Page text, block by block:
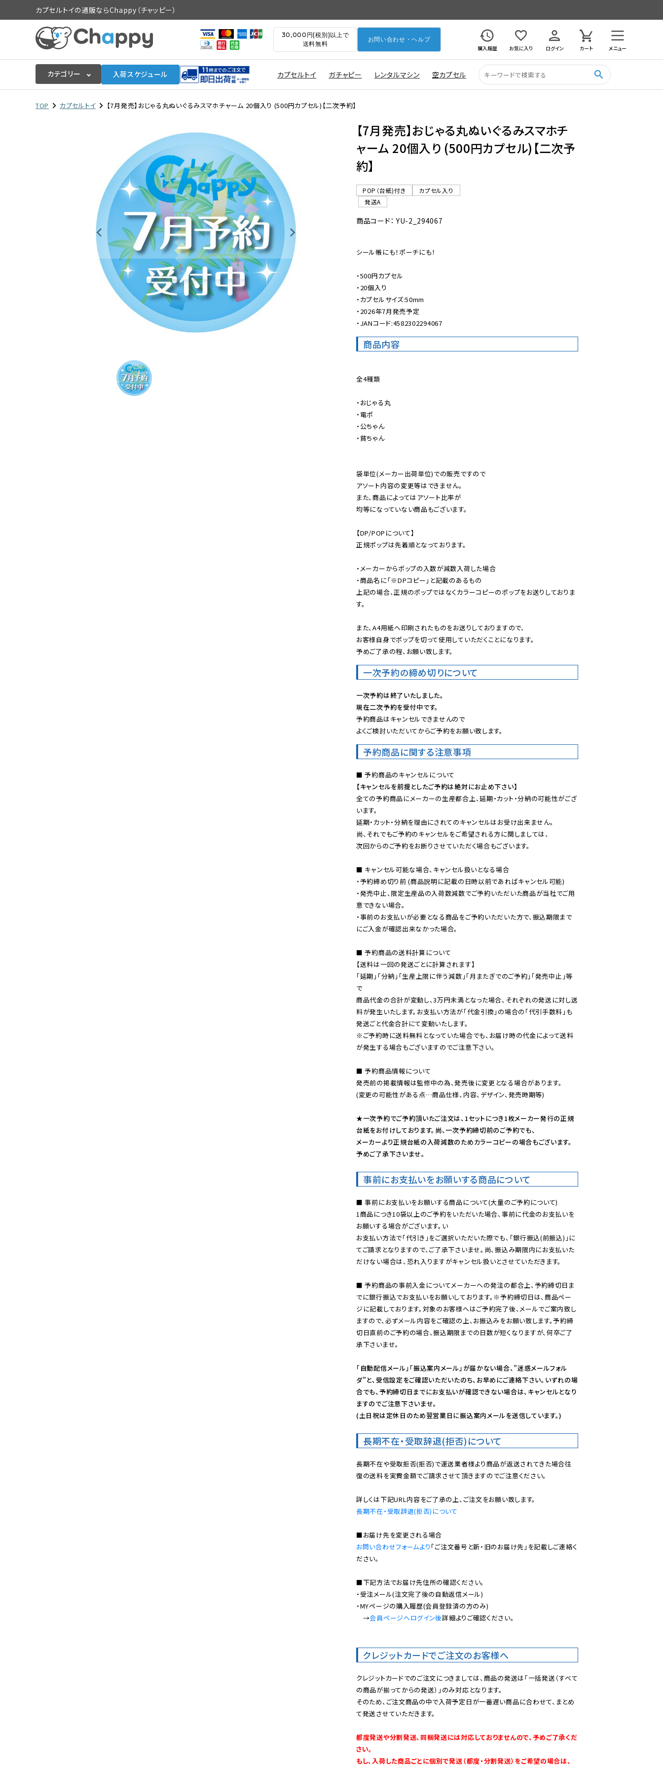
カプセルトイの通販ならChappy（チャッピー）
30,000円(税別)以上で
送料無料
お問い合わせ・ヘルプ
購入履歴
お気に入り ログイン カート メニュー
カテゴリー 入荷スケジュール カプセルトイ ガチャピー レンタルマシン 空カプセル search
ログイン 会員登録
TOP カプセルトイ 【7月発売】おじゃる丸ぬいぐるみスマホチャーム 20個入り (500円カプセル)【二次予約】
【7月発売】おじゃる丸ぬいぐるみスマホチ
ャーム 20個入り (500円カプセル)【二次予
約】
POP（台紙)付き
カプセル入り
発送A
商品コード： YU-2_294067
シール帳にも！ポーチにも！
・500円カプセル
・20個入り
・カプセルサイズ:50mm
・2026年7月発売予定
・JANコード:4582302294067
商品内容
全4種類
・おじゃる丸
・電ポ
・公ちゃん
・貧ちゃん
袋単位(メーカー出荷単位)での販売ですので
アソート内容の変更等はできません。
また、商品によってはアソート比率が
均等になっていない商品もございます。
【DP/POPについて】
正規ポップは先着順となっております。
・メーカーからポップの入数が減数入荷した場合
・商品名に「※DPコピー」と記載のあるもの
上記の場合、正規のポップではなくカラーコピーのポップをお送りしておりま
す。
また、A4用紙へ印刷されたものをお送りしておりますので、
お客様自身でポップを切って使用していただくことになります。
予めご了承の程、お願い致します。
一次予約の締め切りについて
一次予約は終了いたしました。
現在二次予約を受付中です。
予約商品はキャンセルできませんので
よくご検討いただいてからご予約をお願い致します。
予約商品に関する注意事項
【キャンセルを前提としたご予約は絶対にお止め下さい】
全ての予約商品にメーカーの生産都合上、延期・カット・分納の可能性がござ
います。
延期・カット・分納を理由にされてのキャンセルはお受け出来ません。
尚、それでもご予約のキャンセルをご希望される方に関しましては、
次回からのご予約をお断りさせていただく場合もございます。
■ キャンセル可能な場合、キャンセル扱いとなる場合
・予約締め切り前 (商品説明に記載の日時以前であればキャンセル可能)
・発売中止、限定生産品の入荷数減数でご予約いただいた商品が当社でご用
意できない場合。
・事前のお支払いが必要となる商品をご予約いただいた方で、振込期限まで
にご入金が確認出来なかった場合。
■ 予約商品の送料計算について
【送料は一回の発送ごとに計算されます】
「延期」「分納」「生産上限に伴う減数」「月またぎでのご予約」「発売中止」等
で
商品代金の合計が変動し、3万円未満となった場合、それぞれの発送に対し送
料が発生いたします。お支払い方法が「代金引換」の場合の「代引手数料」も
※ご予約時に送料無料となっていた場合でも、お届け時の代金によって送料
が発生する場合もございますのでご注意下さい。
■ 予約商品情報について
発売前の掲載情報は監修中の為、発売後に変更となる場合があります。
(変更の可能性がある点…商品仕様、内容、デザイン、発売時期等)
★一次予約でご予約頂いたご注文は、1セットにつき1枚メーカー発行の正規
台紙をお付けしております。尚、一次予約締切前のご予約でも、
メーカーより正規台紙の入荷減数のためカラーコピーの場合もございます。
予めご了承下さいませ。
事前にお支払いをお願いする商品について
■ 事前にお支払いをお願いする商品について(大量のご予約について)
1商品につき10袋以上のご予約をいただいた場合、事前に代金のお支払いを
お願いする場合がございます。い
お支払い方法で「代引き」をご選択いただいた際でも、「銀行振込(前振込)」に
てご請求となりますので、ご了承下さいませ。尚、振込み期限内にお支払いた
だけない場合は、恐れ入りますがキャンセル扱いとさせていただきます。
■ 予約商品の事前入金についてメーカーへの発注の都合上、予約締切日ま
でに銀行振込でお支払いをお願いしております。※予約締切日は、商品ペー
ジに記載しております。対象のお客様へはご予約完了後、メールでご案内致し
ますので、必ずメール内容をご確認の上、お振込みをお願い致します。予約締
切日直前のご予約の場合、振込期限までの日数が短くなりますが、何卒ご了
承下さいませ。
「自動配信メール」「振込案内メール」が届かない場合、”迷惑メールフォル
ダ”と、受信設定をご確認いただいたのち、お早めにご連絡下さい。いずれの場
合でも、予約締切日までにお支払いが確認できない場合は、キャンセルとなり
ますのでご注意下さいませ。
(土日祝は定休日のため翌営業日に振込案内メールを送信しています。)
長期不在・受取辞退(拒否)について
長期不在や受取拒否(拒否)で運送業者様より商品が返送されてきた場合往
復の送料を実費金額でご請求させて頂きますのでご注意ください。
長期不在・受取辞退(拒否)について
お問い合わせフォームより 「ご注文番号と新・旧のお届け先」を記載しご連絡く
ださい。
■下記方法でお届け先住所の確認ください。
・受注メール(注文完了後の自動返信メール)
・MYページの購入履歴(会員登録済の方のみ)
→会員ページへログイン後詳細よりご確認ください。
クレジットカードでご注文のお客様へ
クレジットカードでのご注文につきましては、商品の発送は「一括発送（すべて
の商品が揃ってからの発送）」のみ対応となります。
そのため、ご注文商品の中で入荷予定日が一番遅い商品に合わせて、まとめ
て発送させていただきます。
都度発送や分割発送、同梱発送には対応しておりませんので、予めご了承くだ
さい。
もし、入荷した商品ごとに個別で発送（都度・分割発送）をご希望の場合は、